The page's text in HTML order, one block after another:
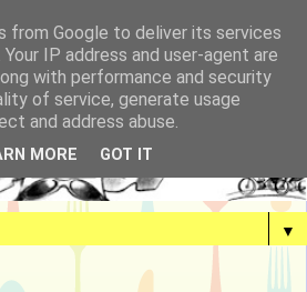
▼
from Google to deliver its services
IP address and user-agent are
with performance and security
of service, generate usage
and address abuse.
MORE GOT IT